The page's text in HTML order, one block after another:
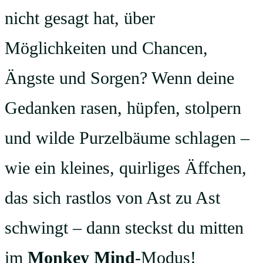
nicht gesagt hat, über
Möglichkeiten und Chancen,
Ängste und Sorgen? Wenn deine
Gedanken rasen, hüpfen, stolpern
und wilde Purzelbäume schlagen –
wie ein kleines, quirliges Äffchen,
das sich rastlos von Ast zu Ast
schwingt – dann steckst du mitten
im Monkey Mind-Modus!